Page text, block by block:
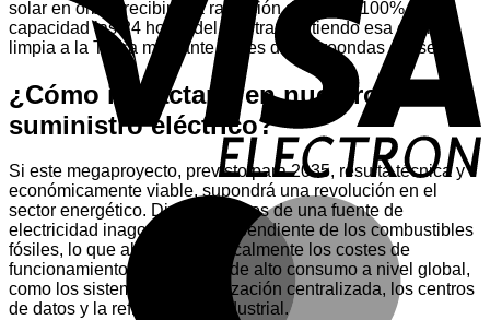
solar en órbita recibiría la radiación del sol al 100% de su
capacidad las 24 horas del día, transmitiendo esa energía
limpia a la Tierra mediante haces de microondas o láser.
¿Cómo impactaría en nuestro
suministro eléctrico?
Si este megaproyecto, previsto para 2035, resulta técnica y
económicamente viable, supondrá una revolución en el
sector energético. Dispondríamos de una fuente de
electricidad inagotable e independiente de los combustibles
fósiles, lo que abarataría radicalmente los costes de
funcionamiento de sistemas de alto consumo a nivel global,
como los sistemas de climatización centralizada, los centros
de datos y la refrigeración industrial.